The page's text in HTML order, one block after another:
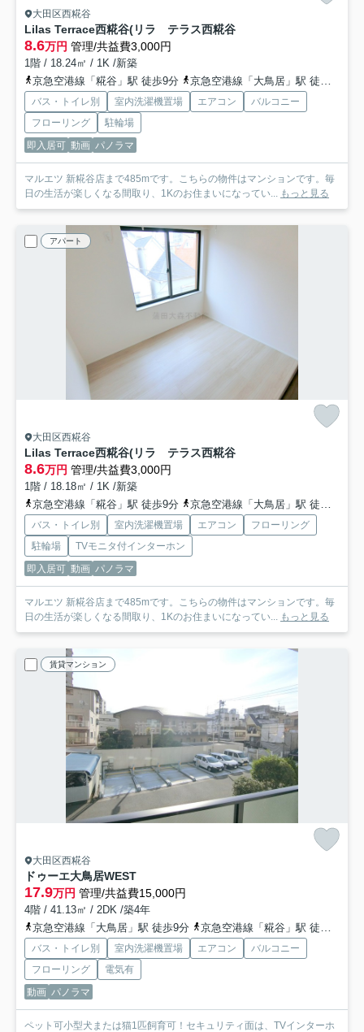
大田区西糀谷
Lilas Terrace西糀谷(リラ テラス西糀谷
8.6万円 管理/共益費3,000円
1階 / 18.24㎡ / 1K /新築
京急空港線「糀谷」駅 徒歩9分
京急空港線「大鳥居」駅 徒歩5分
バス・トイレ別 室内洗濯機置場 エアコン
バルコニー
フローリング
駐輪場
即入居可 動画 パノラマ
マルエツ 新糀谷店まで485mです。こちらの物件はマンションです。毎
日の生活が楽しくなる間取り、1Kのお住まいになってい...
もっと見る
アパート
大田区西糀谷
Lilas Terrace西糀谷(リラ テラス西糀谷
8.6万円 管理/共益費3,000円
1階 / 18.18㎡ / 1K /新築
京急空港線「糀谷」駅 徒歩9分
京急空港線「大鳥居」駅 徒歩5分
バス・トイレ別 室内洗濯機置場 エアコン
フローリング
駐輪場
TVモニタ付インターホン
即入居可 動画 パノラマ
マルエツ 新糀谷店まで485mです。こちらの物件はマンションです。毎
日の生活が楽しくなる間取り、1Kのお住まいになってい...
もっと見る
賃貸マンション
大田区西糀谷
ドゥーエ大鳥居WEST
17.9万円 管理/共益費15,000円
4階 / 41.13㎡ / 2DK /築4年
京急空港線「大鳥居」駅 徒歩9分
京急空港線「糀谷」駅 徒歩15分
バス・トイレ別 室内洗濯機置場 エアコン
バルコニー
フローリング
電気有
動画 パノラマ
ペット可小型犬または猫1匹飼育可！セキュリティ面は、TVインターホ